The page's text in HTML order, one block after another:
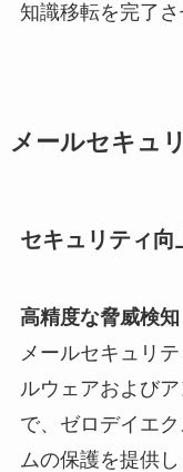
知識移転を完了さ
メールセキュ
セキュリティ向
高精度な脅威検知
メールセキュリ
ルウェアおよび
で、ゼロデイエ
ムの保護を提供